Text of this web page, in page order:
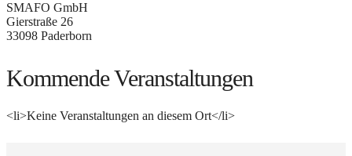
SMAFO GmbH
Gierstraße 26
33098 Paderborn
Kommende Veranstaltungen
<li>Keine Veranstaltungen an diesem Ort</li>